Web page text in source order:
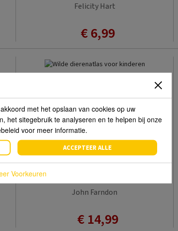
Felicity Hart
€ 6,99
Wilde dierenatlas voor kinderen
John Farndon
€ 14,99
met het opslaan van cookies op uw
het sitegebruik te analyseren en te helpen bij onze
voor meer informatie.
ACCEPTEER ALLE
Voorkeuren